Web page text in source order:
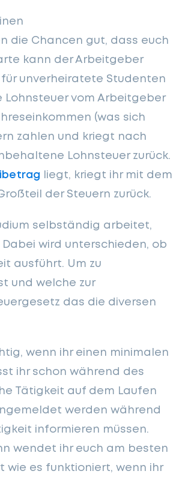
die Chancen gut, dass euch
kann der Arbeitgeber
für unverheiratete Studenten
Lohnsteuer vom Arbeitgeber
(was sich
zahlen und kriegt nach
Lohnsteuer zurück.
liegt, kriegt ihr mit dem
der Steuern zurück.
selbständig arbeitet,
wird unterschieden, ob
ausführt. Um zu
und welche zur
das die diversen
wenn ihr einen minimalen
ihr schon während des
Tätigkeit auf dem Laufen
werden während
informieren müssen.
wendet ihr euch am besten
wie es funktioniert, wenn ihr